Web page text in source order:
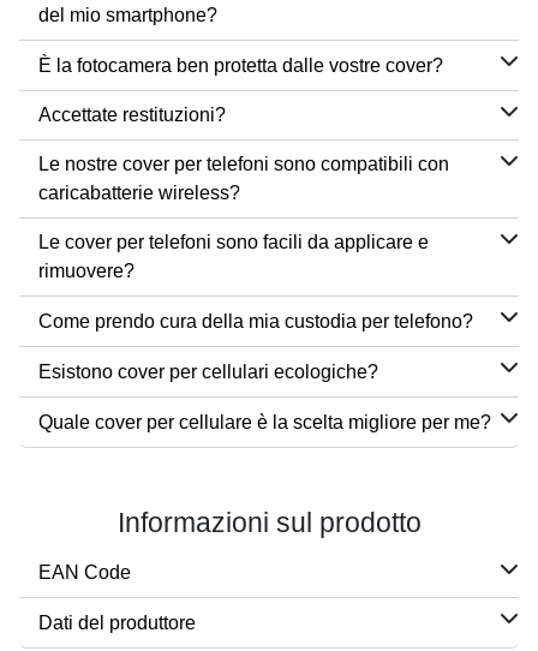
del mio smartphone?
È la fotocamera ben protetta dalle vostre cover?
Accettate restituzioni?
Le nostre cover per telefoni sono compatibili con
caricabatterie wireless?
Le cover per telefoni sono facili da applicare e
rimuovere?
Come prendo cura della mia custodia per telefono?
Esistono cover per cellulari ecologiche?
Quale cover per cellulare è la scelta migliore per me?
Informazioni sul prodotto
EAN Code
Dati del produttore